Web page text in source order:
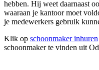
hebben. Hij weet daarnaast
waaraan je kantoor moet
je medewerkers gebruik
Klik op schoonmaker inhuren
schoonmaker te vinden uit